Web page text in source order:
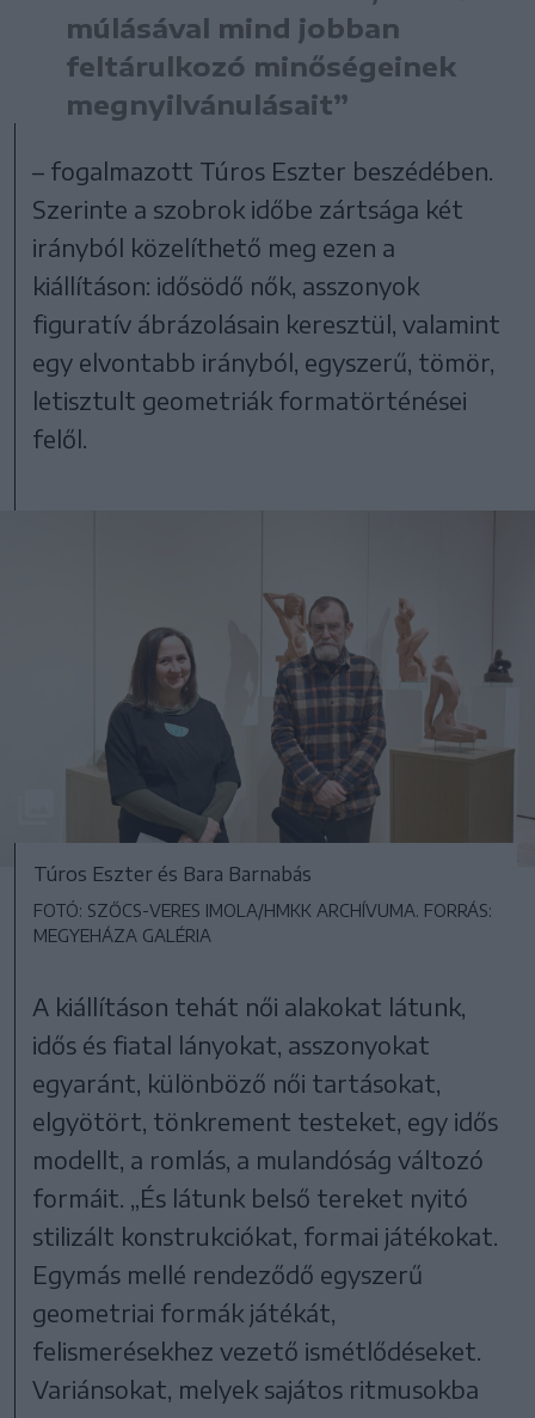
múlásával mind jobban
feltárulkozó minőségeinek
megnyilvánulásait”
– fogalmazott Túros Eszter beszédében.
Szerinte a szobrok időbe zártsága két
irányból közelíthető meg ezen a
kiállításon: idősödő nők, asszonyok
figuratív ábrázolásain keresztül, valamint
egy elvontabb irányból, egyszerű, tömör,
letisztult geometriák formatörténései
felől.
Túros Eszter és Bara Barnabás
FOTÓ: SZŐCS-VERES IMOLA/HMKK ARCHÍVUMA. FORRÁS:
MEGYEHÁZA GALÉRIA
A kiállításon tehát női alakokat látunk,
idős és fiatal lányokat, asszonyokat
egyaránt, különböző női tartásokat,
elgyötört, tönkrement testeket, egy idős
modellt, a romlás, a mulandóság változó
formáit. „És látunk belső tereket nyitó
stilizált konstrukciókat, formai játékokat.
Egymás mellé rendeződő egyszerű
geometriai formák játékát,
felismerésekhez vezető ismétlődéseket.
Variánsokat, melyek sajátos ritmusokba